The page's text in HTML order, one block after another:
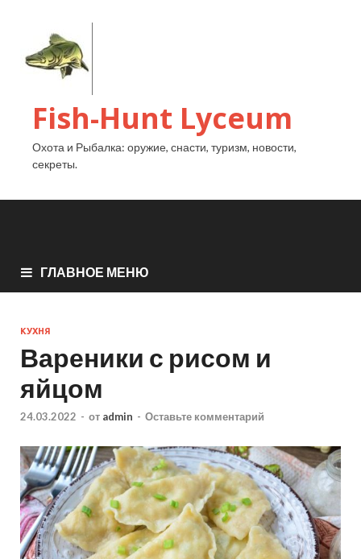
Fish-Hunt Lyceum
Охота и Рыбалка: оружие, снасти, туризм, новости,
секреты.
ГЛАВНОЕ МЕНЮ
КУХНЯ
Вареники с рисом и
яйцом
24.03.2022 - от admin - Оставьте комментарий